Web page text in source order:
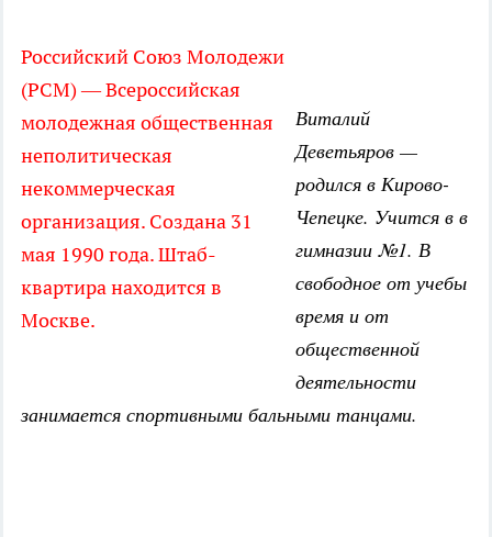
Российский Союз Молодежи
(РСМ) — Всероссийская
молодежная общественная
неполитическая
некоммерческая
организация. Создана 31
мая 1990 года. Штаб-
квартира находится в
Москве.
Виталий
Деветьяров —
родился в Кирово-
Чепецке. Учится в в
гимназии №1. В
свободное от учебы
время и от
общественной
деятельности
занимается спортивными бальными танцами.